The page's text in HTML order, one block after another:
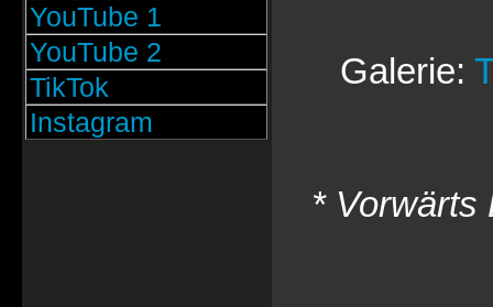
YouTube 1
YouTube 2
TikTok
Instagram
Galerie:
* Vorwärts